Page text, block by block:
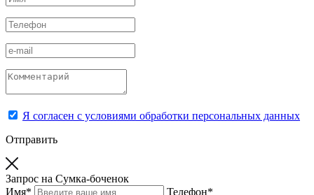
Я согласен с условиями обработки персональных данных
Отправить
Запрос на Сумка-боченок
Имя* Телефон*